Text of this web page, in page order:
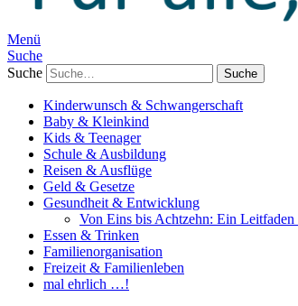
Menü
Suche
Suche
Kinderwunsch & Schwangerschaft
Baby & Kleinkind
Kids & Teenager
Schule & Ausbildung
Reisen & Ausflüge
Geld & Gesetze
Gesundheit & Entwicklung
Von Eins bis Achtzehn: Ein
Essen & Trinken
Familienorganisation
Freizeit & Familienleben
mal ehrlich …!